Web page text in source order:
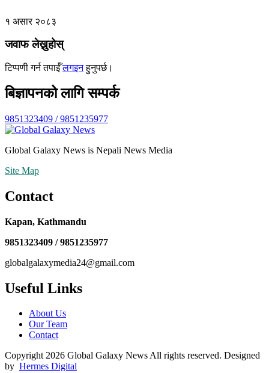
१ असार २०८३
जवाफ लेख्नुहोस्
टिप्पणी गर्न तपाईँलगइनहुनुपर्छ।
बिज्ञापनको लागि सम्पर्क
9851323409 / 9851235977
Global Galaxy News is Nepali News Media
Site Map
Contact
Kapan, Kathmandu
9851323409 / 9851235977
globalgalaxymedia24@gmail.com
Useful Links
About Us
Our Team
Contact
Copyright 2026 Global Galaxy News All rights reserved. Designed
by Hermes Digital